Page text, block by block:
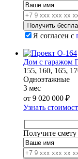
Я согласен с
Дом с гаражом
155, 160, 165,
Одноэтажные
3 мес
от 9 020 000 ₽
Узнать
Получите смету